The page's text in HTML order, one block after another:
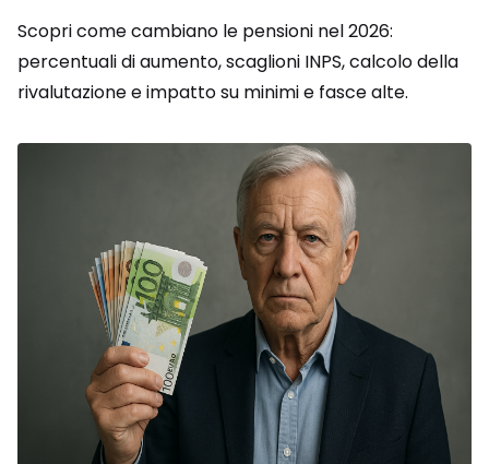
Scopri come cambiano le pensioni nel 2026:
percentuali di aumento, scaglioni INPS, calcolo della
rivalutazione e impatto su minimi e fasce alte.